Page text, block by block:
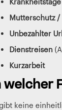
Mutterschutz /
Unbezahlter
Dienstreisen
Kurzarbeit
welcher
keine